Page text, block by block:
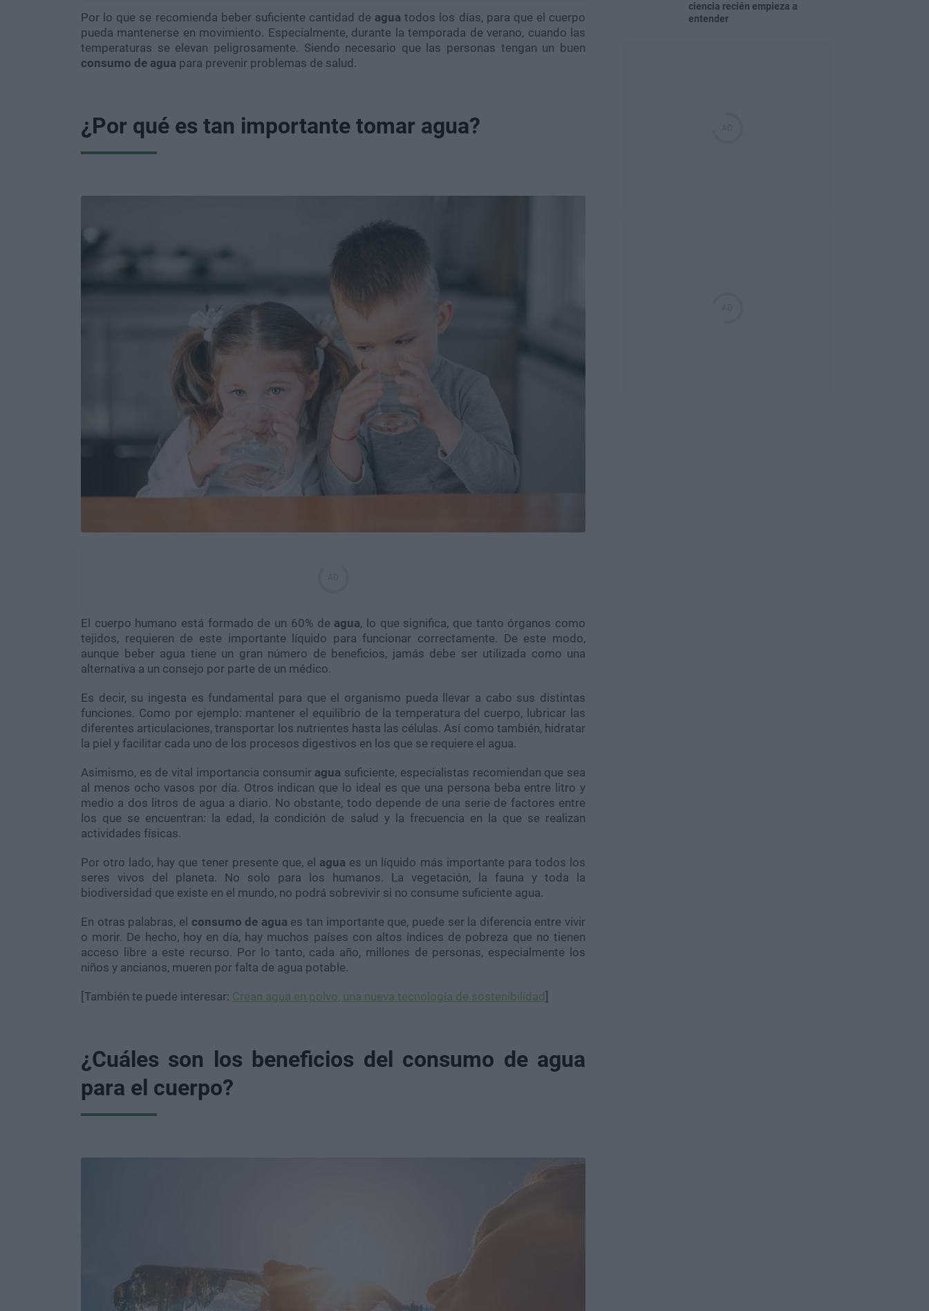
Por lo que se recomienda beber suficiente cantidad de agua todos los días, para que el cuerpo
pueda mantenerse en movimiento. Especialmente, durante la temporada de verano, cuando las
temperaturas se elevan peligrosamente. Siendo necesario que las personas tengan un buen
consumo de agua para prevenir problemas de salud.
¿Por qué es tan importante tomar agua?
El cuerpo humano está formado de un 60% de agua, lo que significa, que tanto órganos como
tejidos, requieren de este importante líquido para funcionar correctamente. De este modo,
aunque beber agua tiene un gran número de beneficios, jamás debe ser utilizada como una
alternativa a un consejo por parte de un médico.
Es decir, su ingesta es fundamental para que el organismo pueda llevar a cabo sus distintas
funciones. Como por ejemplo: mantener el equilibrio de la temperatura del cuerpo, lubricar las
diferentes articulaciones, transportar los nutrientes hasta las células. Así como también, hidratar
la piel y facilitar cada uno de los procesos digestivos en los que se requiere el agua.
Asimismo, es de vital importancia consumir agua suficiente, especialistas recomiendan que sea
al menos ocho vasos por día. Otros indican que lo ideal es que una persona beba entre litro y
medio a dos litros de agua a diario. No obstante, todo depende de una serie de factores entre
los que se encuentran: la edad, la condición de salud y la frecuencia en la que se realizan
actividades físicas.
Por otro lado, hay que tener presente que, el agua es un líquido más importante para todos los
seres vivos del planeta. No solo para los humanos. La vegetación, la fauna y toda la
biodiversidad que existe en el mundo, no podrá sobrevivir si no consume suficiente agua.
En otras palabras, el consumo de agua es tan importante que, puede ser la diferencia entre vivir
o morir. De hecho, hoy en día, hay muchos países con altos índices de pobreza que no tienen
acceso libre a este recurso. Por lo tanto, cada año, millones de personas, especialmente los
niños y ancianos, mueren por falta de agua potable.
[También te puede interesar: Crean agua en polvo, una nueva tecnología de sostenibilidad
¿Cuáles son los beneficios del consumo de agua
para el cuerpo?
ciencia recién empieza a
entender